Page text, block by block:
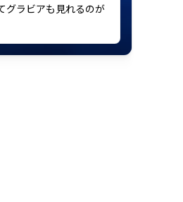
グラビアも見れるのが
くて助かる